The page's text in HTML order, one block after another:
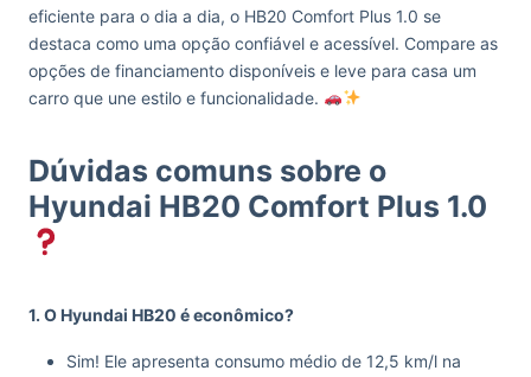
eficiente para o dia a dia, o HB20 Comfort Plus 1.0 se
destaca como uma opção confiável e acessível. Compare as
opções de financiamento disponíveis e leve para casa um
carro que une estilo e funcionalidade.
Dúvidas comuns sobre o
Hyundai HB20 Comfort Plus 1.0
1. O Hyundai HB20 é econômico?
Sim! Ele apresenta consumo médio de 12,5 km/l na